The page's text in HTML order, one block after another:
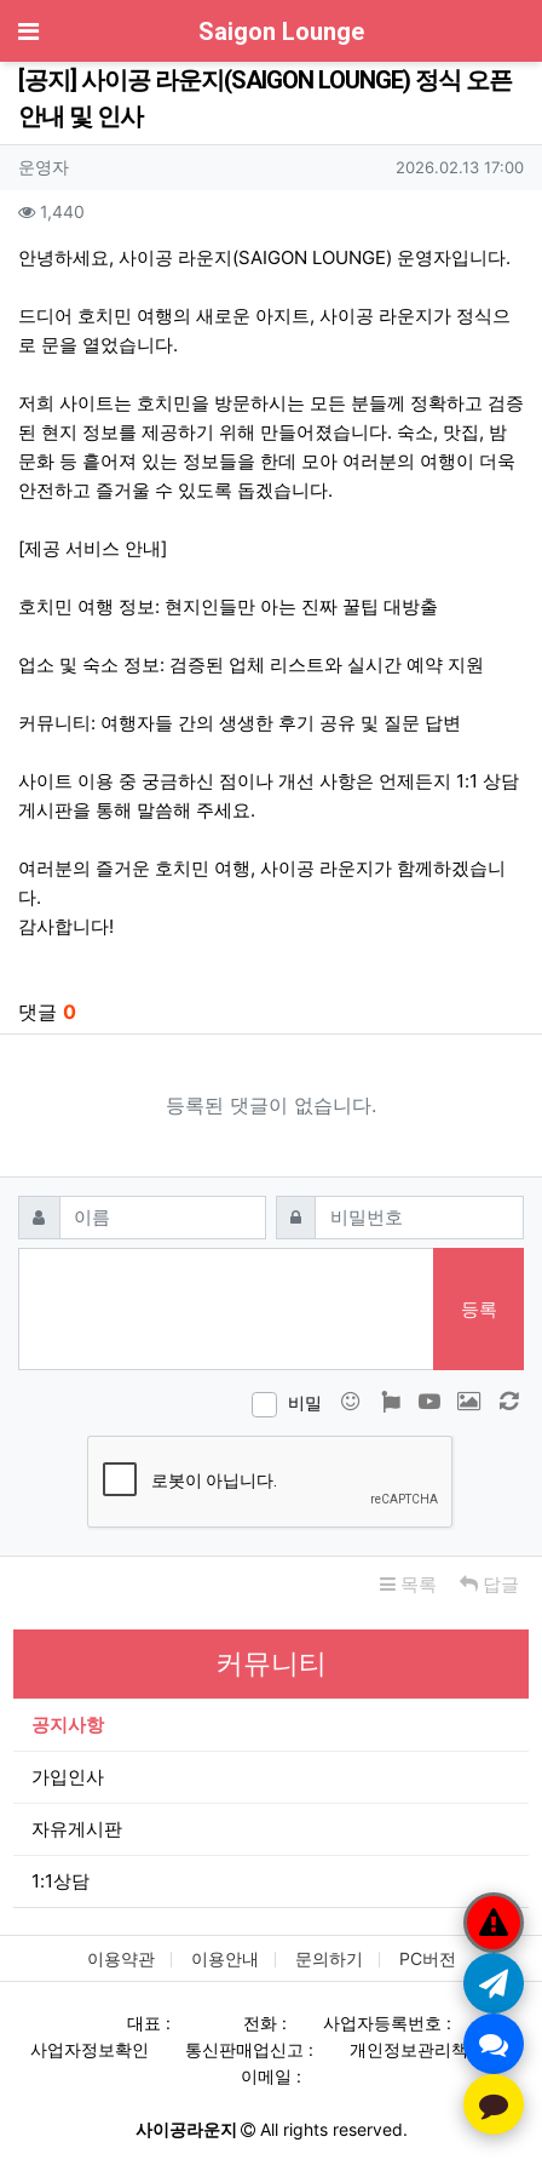
Saigon Lounge
[공지] 사이공 라운지(SAIGON LOUNGE) 정식 오픈
안내 및 인사
작성자 정보
운영자작성 작성일
2026.02.13 17:00
컨텐츠 정보
1,440
본문
안녕하세요, 사이공 라운지(SAIGON LOUNGE) 운영자입니다.
드디어 호치민 여행의 새로운 아지트, 사이공 라운지가 정식으
로 문을 열었습니다.
저희 사이트는 호치민을 방문하시는 모든 분들께 정확하고 검증
된 현지 정보를 제공하기 위해 만들어졌습니다. 숙소, 맛집, 밤
문화 등 흩어져 있는 정보들을 한데 모아 여러분의 여행이 더욱
안전하고 즐거울 수 있도록 돕겠습니다.
[제공 서비스 안내]
호치민 여행 정보: 현지인들만 아는 진짜 꿀팁 대방출
업소 및 숙소 정보: 검증된 업체 리스트와 실시간 예약 지원
커뮤니티: 여행자들 간의 생생한 후기 공유 및 질문 답변
사이트 이용 중 궁금하신 점이나 개선 사항은 언제든지 1:1 상담
게시판을 통해 말씀해 주세요.
여러분의 즐거운 호치민 여행, 사이공 라운지가 함께하겠습니
다.
감사합니다!
댓글 0
등록된 댓글이 없습니다.
댓글쓰기
이름 필수 비밀번호필수
등록
비밀 이모티콘폰트어썸
동영상 이미지
목록 답글
커뮤니티
공지사항
가입인사
자유게시판
1:1상담
이용약관 이용안내 문의하기 PC버전
대표 : 전화 :
사업자등록번호 :
사업자정보확인
통신판매업신고 :
개인정보관리책임자 :
이메일 :
사이공라운지 All rights reserved.